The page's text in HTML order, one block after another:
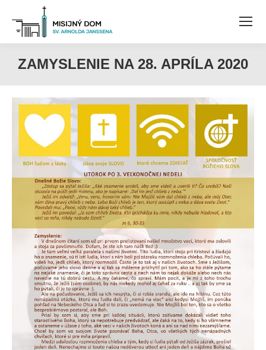
ZAMYSLENIE NA 28. APRÍLA 2020